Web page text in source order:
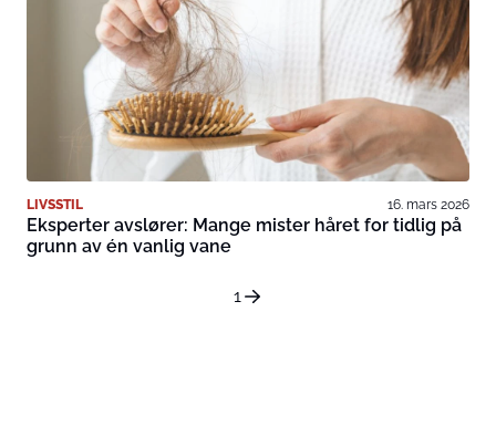
LIVSSTIL 16. mars 2026
Eksperter avslører: Mange mister håret for tidlig på
grunn av én vanlig vane
1